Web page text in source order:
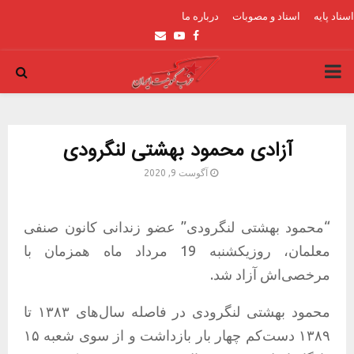
اسناد پایه اسناد و مصوبات درباره ما
Facebook
Youtube
Email
PRIMARY
آزادی محمود بهشتی لنگرودی
آگوست 9, 2020
“محمود بهشتی لنگرودی” عضو زندانی کانون صنفی
معلمان،‌ روزیکشنبه 19 مرداد ماه همزمان با
مرخصی‌اش آزاد شد.
محمود بهشتی لنگرودی در فاصله سال‌های ۱۳۸۳ تا
۱۳۸۹ دست‌کم چهار بار بازداشت و از سوی شعبه ۱۵